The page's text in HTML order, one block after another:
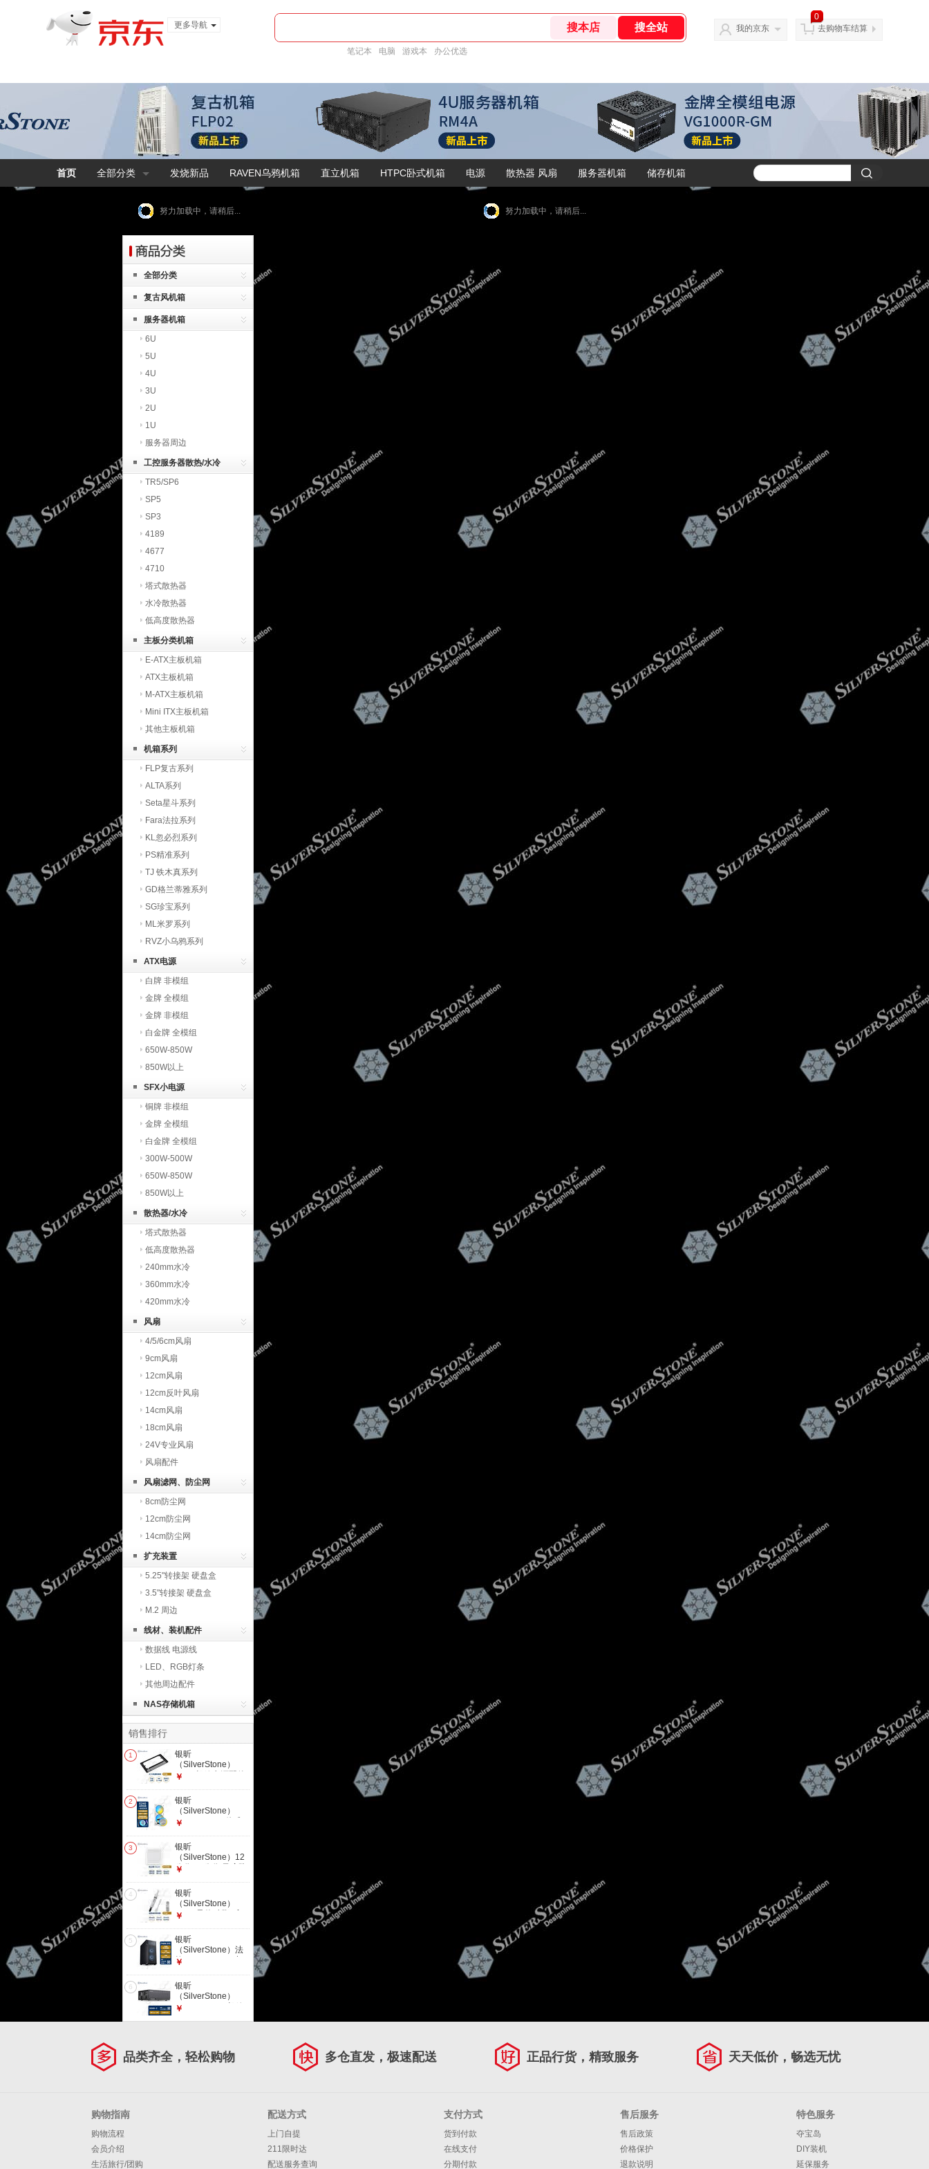
更多导航
笔记本 电脑 游戏本 办公优选
我的京东
0
去购物车结算
首页 全部分类 发烧新品 RAVEN乌鸦机箱 直立机箱 HTPC卧式机箱 电源 散热器 风扇 服务器机箱 储存机箱
努力加载中，请稍后...
全部分类
复古风机箱
服务器机箱
6U
5U
4U
3U
2U
1U
服务器周边
工控服务器散热/水冷
TR5/SP6
SP5
SP3
4189
4677
4710
塔式散热器
水冷散热器
低高度散热器
主板分类机箱
E-ATX主板机箱
ATX主板机箱
M-ATX主板机箱
Mini ITX主板机箱
其他主板机箱
机箱系列
FLP复古系列
ALTA系列
Seta星斗系列
Fara法拉系列
KL忽必烈系列
PS精准系列
TJ 铁木真系列
GD格兰蒂雅系列
SG珍宝系列
ML米罗系列
RVZ小乌鸦系列
ATX电源
白牌 非模组
金牌 全模组
金牌 非模组
白金牌 全模组
650W-850W
850W以上
SFX小电源
铜牌 非模组
金牌 全模组
白金牌 全模组
300W-500W
650W-850W
850W以上
散热器/水冷
塔式散热器
低高度散热器
240mm水冷
360mm水冷
420mm水冷
风扇
4/5/6cm风扇
9cm风扇
12cm风扇
12cm反叶风扇
14cm风扇
18cm风扇
24V专业风扇
风扇配件
风扇滤网、防尘网
8cm防尘网
12cm防尘网
14cm防尘网
扩充装置
5.25"转接架 硬盘盒
3.5"转接架 硬盘盒
M.2 周边
线材、装机配件
数据线 电源线
LED、RGB灯条
其他周边配件
NAS存储机箱
销售排行
1
银昕
（SilverStone）
PP08机箱电源配件
接板/转接架/黑白两
色) 黑
(G560PP08B000020)
￥
2
银昕
（SilverStone）
E240/E360一体式
器 (多平台扣具/支持
LGA1700/ARGB光
效/质保期内漏液
100%赔付) E240白
(G53FK240EWARGK0)
￥
3
银昕
（SilverStone）12
公分/14公分 风扇防
FF123/FF143 12cm
白色
G560FF12W300020
￥
4
银昕
（SilverStone）
TF02 导热硅脂 (高
14.4W/m.k/易涂抹/
铝盒保护)
￥
5
银昕
（SilverStone）法
拉Fara 513 ATX中
持5.25"光驱/Type-
C）
￥
6
银昕
（SilverStone）
GD09B HTPC机箱
(G410GD09BC00020)
￥
努力加载中，请稍后...
品类齐全，轻松购物 多仓直发，极速配送 正品行货，精致服务 天天低价，畅选无忧
购物指南
购物流程
会员介绍
生活旅行/团购
配送方式
上门自提
211限时达
配送服务查询
支付方式
货到付款
在线支付
分期付款
售后服务
售后政策
价格保护
退款说明
特色服务
夺宝岛
DIY装机
延保服务